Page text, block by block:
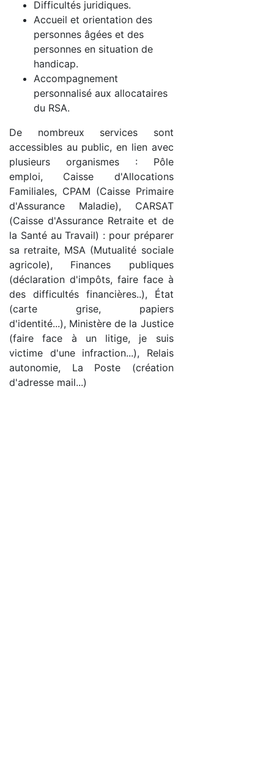
Difficultés juridiques.
Accueil et orientation des
personnes âgées et des
personnes en situation de
handicap.
Accompagnement
personnalisé aux allocataires
du RSA.
De nombreux services sont
accessibles au public, en lien avec
plusieurs organismes : Pôle
emploi, Caisse d'Allocations
Familiales, CPAM (Caisse Primaire
d'Assurance Maladie), CARSAT
(Caisse d'Assurance Retraite et de
la Santé au Travail) : pour préparer
sa retraite, MSA (Mutualité sociale
agricole), Finances publiques
(déclaration d'impôts, faire face à
des difficultés financières..), État
(carte grise, papiers
d'identité...), Ministère de la Justice
(faire face à un litige, je suis
victime d'une infraction...), Relais
autonomie, La Poste (création
d'adresse mail...)